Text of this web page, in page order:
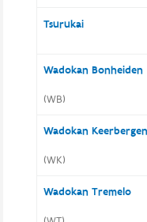
Tsurukai
Wadokan Bonheiden
(WB)
Wadokan Keerbergen
(WK)
Wadokan Tremelo